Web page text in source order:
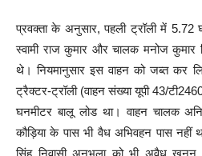
प्रवक्ता के अनुसार, पहली ट्रॉली में 5.72
स्वामी राज कुमार और चालक मनोज कुमार
थे। नियमानुसार इस वाहन को जब्त कर
ट्रैक्टर-ट्रॉली (वाहन संख्या यूपी 43/
घनमीटर बालू लोड था। वाहन चालक
कौड़िया के पास भी वैध अभिवहन पास नहीं
सिंह निवासी अनभुला को भी अवैध खनन